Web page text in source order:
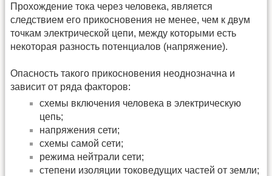
Прохождение тока через человека, является
следствием его прикосновения не менее, чем к двум
точкам электрической цепи, между которыми есть
некоторая разность потенциалов (напряжение).
Опасность такого прикосновения неоднозначна и
зависит от ряда факторов:
схемы включения человека в электрическую
цепь;
напряжения сети;
схемы самой сети;
режима нейтрали сети;
степени изоляции токоведущих частей от земли;